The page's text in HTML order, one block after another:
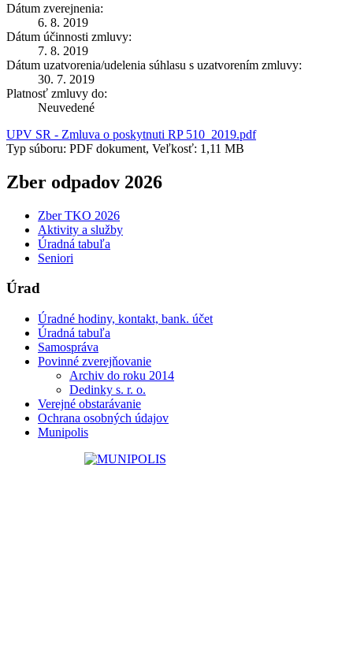
Dátum zverejnenia:
6. 8. 2019
Dátum účinnosti zmluvy:
7. 8. 2019
Dátum uzatvorenia/udelenia súhlasu s uzatvorením zmluvy:
30. 7. 2019
Platnosť zmluvy do:
Neuvedené
UPV SR - Zmluva o poskytnuti RP 510_2019.pdf
Typ súboru: PDF dokument, Veľkosť: 1,11 MB
Zber odpadov 2026
Zber TKO 2026
Aktivity a služby
Úradná tabuľa
Seniori
Úrad
Úradné hodiny, kontakt, bank. účet
Úradná tabuľa
Samospráva
Povinné zverejňovanie
Archiv do roku 2014
Dedinky s. r. o.
Verejné obstarávanie
Ochrana osobných údajov
Munipolis